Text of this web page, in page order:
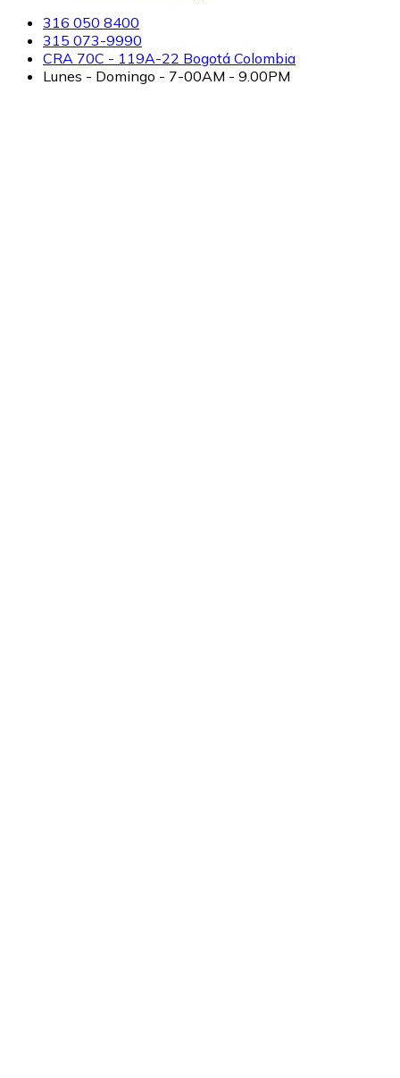
316 050 8400
315 073-9990
CRA 70C - 119A-22 Bogotá Colombia
Lunes - Domingo - 7-00AM - 9.00PM